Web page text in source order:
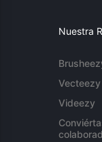
Nuestra
Vecteezy
Videezy